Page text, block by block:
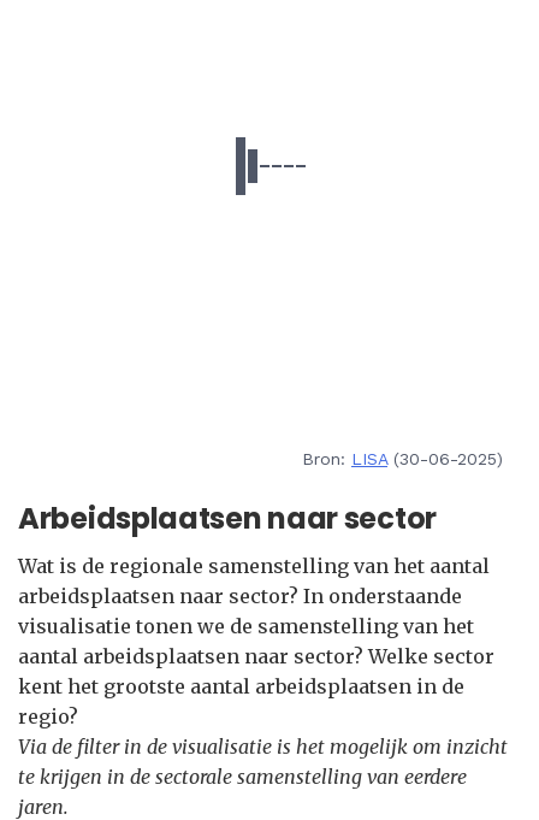
Bron: LISA(30-06-2025)
Arbeidsplaatsen naar sector
Wat is de regionale samenstelling van het aantal
arbeidsplaatsen naar sector? In onderstaande
visualisatie tonen we de samenstelling van het
aantal arbeidsplaatsen naar sector? Welke sector
kent het grootste aantal arbeidsplaatsen in de
regio?
Via de filter in de visualisatie is het mogelijk om inzicht
te krijgen in de sectorale samenstelling van eerdere
jaren.